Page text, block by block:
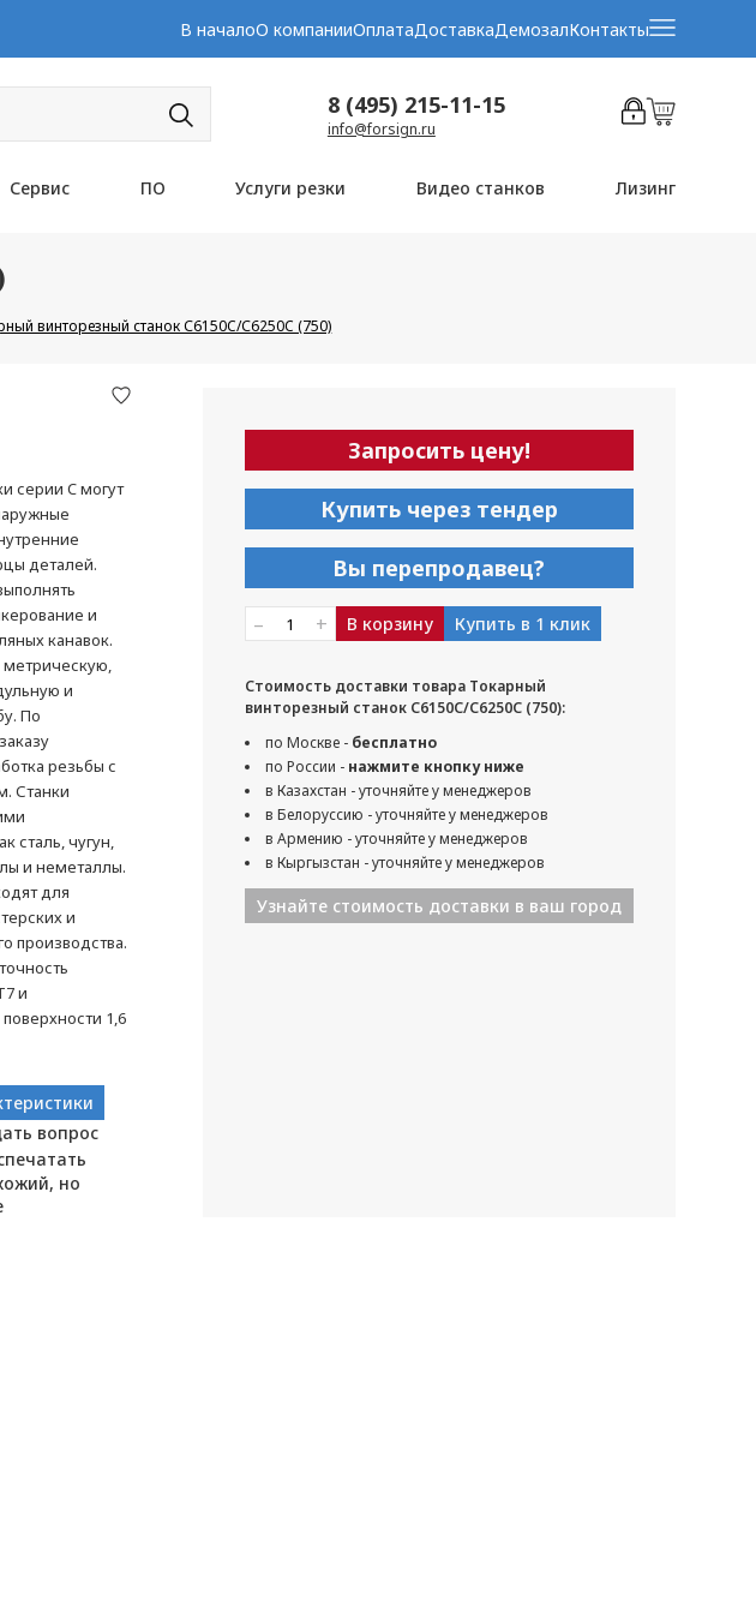
В началоО компанииОплатаДоставкаДемозалКонтакты
8 (495) 215-11-15
info@forsign.ru
Сервис ПО Услуги резки Видео станков Лизинг
винторезный станок С6150C/С6250C (750)
серии C могут
деталей.
и
канавок.
метрическую,
и
По
резьбы с
Станки
сталь, чугун,
и неметаллы.
для
и
производства.
и
1,6
вопрос
но
Запросить цену!
Купить через тендер
Вы перепродавец?
– + В корзину Купить в 1 клик
Стоимость доставки товара Токарный
винторезный станок С6150C/С6250C (750):
по Москве - бесплатно
по России - нажмите кнопку ниже
в Казахстан - уточняйте у менеджеров
в Белоруссию - уточняйте у менеджеров
в Армению - уточняйте у менеджеров
в Кыргызстан - уточняйте у менеджеров
Узнайте стоимость доставки в ваш город